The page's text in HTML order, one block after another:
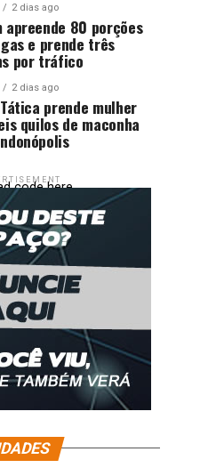
2 dias ago
apreende 80 porções
e prende três
por tráfico
2 dias ago
prende mulher
quilos de maconha
code here